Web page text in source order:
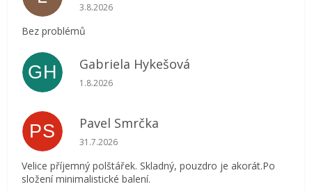
Hodnocení obchodu je 5 z 5 hvězdiček.
3.8.2026
Bez problémů
GH Gabriela Hykešová
Hodnocení obchodu je 5 z 5 hvězdiček.
1.8.2026
PS Pavel Smrčka
Hodnocení obchodu je 5 z 5 hvězdiček.
31.7.2026
Velice příjemný polštářek. Skladný, pouzdro je akorát.Po
složení minimalistické balení.